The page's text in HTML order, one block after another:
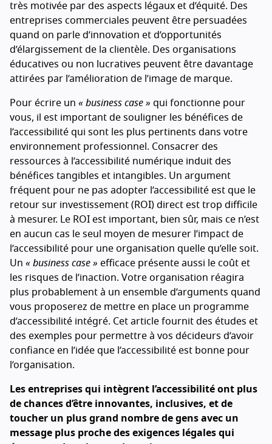
très motivée par des aspects légaux et d’équité. Des
entreprises commerciales peuvent être persuadées
quand on parle d’innovation et d’opportunités
d’élargissement de la clientèle. Des organisations
éducatives ou non lucratives peuvent être davantage
attirées par l’amélioration de l’image de marque.
Pour écrire un « business case » qui fonctionne pour
vous, il est important de souligner les bénéfices de
l’accessibilité qui sont les plus pertinents dans votre
environnement professionnel. Consacrer des
ressources à l’accessibilité numérique induit des
bénéfices tangibles et intangibles. Un argument
fréquent pour ne pas adopter l’accessibilité est que le
retour sur investissement ( ROI) direct est trop difficile
à mesurer. Le ROI est important, bien sûr, mais ce n’est
en aucun cas le seul moyen de mesurer l’impact de
l’accessibilité pour une organisation quelle qu’elle soit.
Un « business case » efficace présente aussi le coût et
les risques de l’inaction. Votre organisation réagira
plus probablement à un ensemble d’arguments quand
vous proposerez de mettre en place un programme
d’accessibilité intégré. Cet article fournit des études et
des exemples pour permettre à vos décideurs d’avoir
confiance en l’idée que l’accessibilité est bonne pour
l’organisation.
Les entreprises qui intègrent l’accessibilité ont plus
de chances d’être innovantes, inclusives, et de
toucher un plus grand nombre de gens avec un
message plus proche des exigences légales qui